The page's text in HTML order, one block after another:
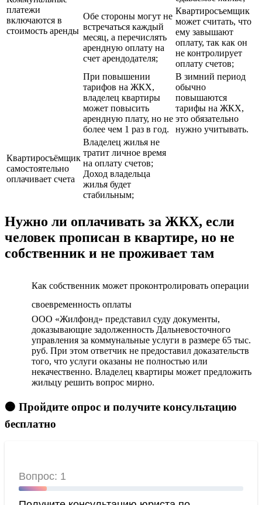
платежи
включаются в
стоимость аренды
Обе стороны могут не
встречаться каждый
месяц, а перечислять
арендную оплату на
счет арендодателя;
Квартиросъемщик
может считать, что
ему завышают
оплату, так как он
не контролирует
оплату счетов;
При повышении
тарифов на ЖКХ,
владелец квартиры
может повысить
арендную плату, но не
более чем 1 раз в год.
В зимний период
обычно
повышаются
тарифы на ЖКХ,
это обязательно
нужно учитывать.
Квартиросъёмщик
самостоятельно
оплачивает счета
Владелец жилья не
тратит личное время
на оплату счетов;
Доход владельца
жилья будет
стабильным;
Нужно ли оплачивать за ЖКХ, если
человек прописан в квартире, но не
собственник и не проживает там
Как собственник может проконтролировать операции
своевременность оплаты
ООО «Жилфонд» представил суду документы,
доказывающие задолженность Дальневосточного
управления за коммунальные услуги в размере 65 тыс.
руб. При этом ответчик не предоставил доказательств
того, что услуги оказаны не полностью или
некачественно. Владелец квартиры может предложить
жильцу решить вопрос мирно.
🟠 Пройдите опрос и получите консультацию
бесплатно